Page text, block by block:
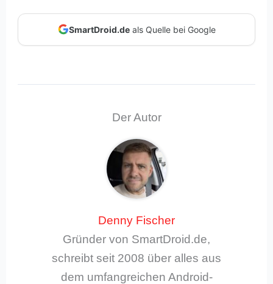
SmartDroid.deals Quelle bei Google
Der Autor
Denny Fischer
Gründer von SmartDroid.de,
schreibt seit 2008 über alles aus
dem umfangreichen Android-